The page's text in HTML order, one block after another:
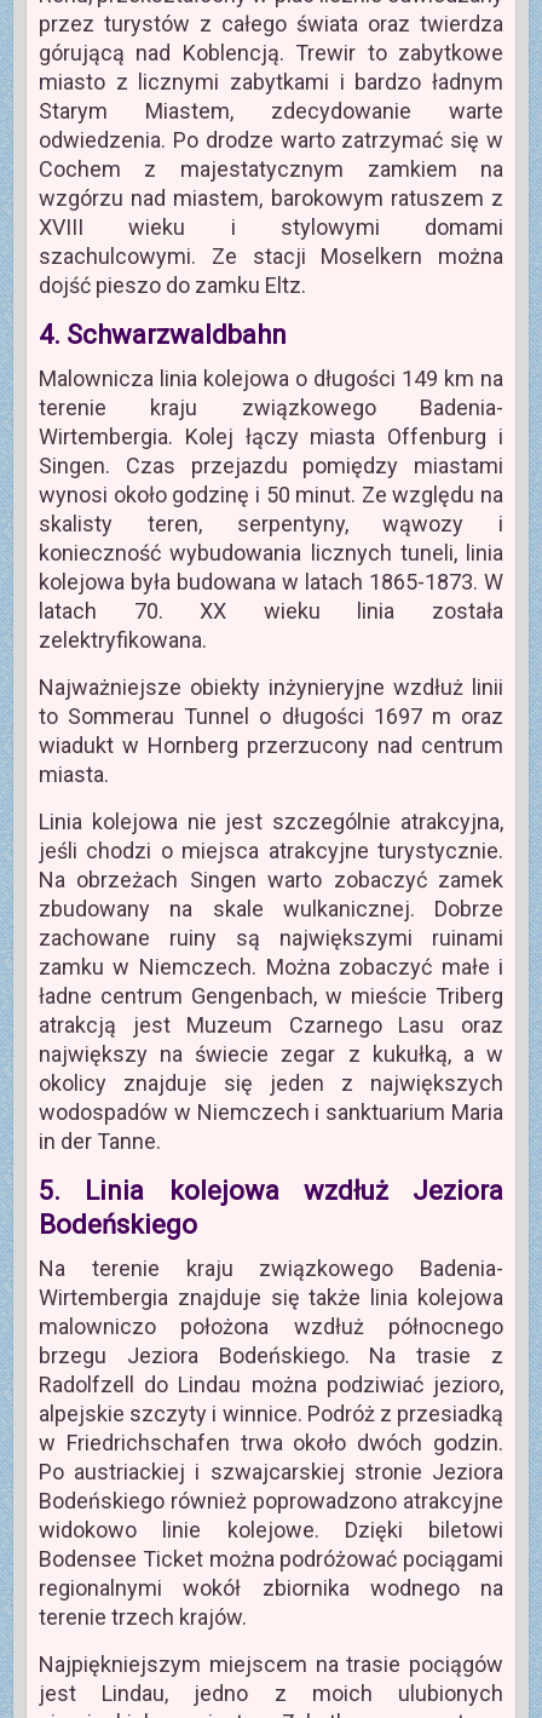
przez turystów z całego świata oraz twierdza
górującą nad Koblencją. Trewir to zabytkowe
miasto z licznymi zabytkami i bardzo ładnym
Starym Miastem, zdecydowanie warte
odwiedzenia. Po drodze warto zatrzymać się w
Cochem z majestatycznym zamkiem na
wzgórzu nad miastem, barokowym ratuszem z
XVIII wieku i stylowymi domami
szachulcowymi. Ze stacji Moselkern można
dojść pieszo do zamku Eltz.
4. Schwarzwaldbahn
Malownicza linia kolejowa o długości 149 km na
terenie kraju związkowego Badenia-
Wirtembergia. Kolej łączy miasta Offenburg i
Singen. Czas przejazdu pomiędzy miastami
wynosi około godzinę i 50 minut. Ze względu na
skalisty teren, serpentyny, wąwozy i
konieczność wybudowania licznych tuneli, linia
kolejowa była budowana w latach 1865-1873. W
latach 70. XX wieku linia została
zelektryfikowana.
Najważniejsze obiekty inżynieryjne wzdłuż linii
to Sommerau Tunnel o długości 1697 m oraz
wiadukt w Hornberg przerzucony nad centrum
miasta.
Linia kolejowa nie jest szczególnie atrakcyjna,
jeśli chodzi o miejsca atrakcyjne turystycznie.
Na obrzeżach Singen warto zobaczyć zamek
zbudowany na skale wulkanicznej. Dobrze
zachowane ruiny są największymi ruinami
zamku w Niemczech. Można zobaczyć małe i
ładne centrum Gengenbach, w mieście Triberg
atrakcją jest Muzeum Czarnego Lasu oraz
największy na świecie zegar z kukułką, a w
okolicy znajduje się jeden z największych
wodospadów w Niemczech i sanktuarium Maria
in der Tanne.
5. Linia kolejowa wzdłuż Jeziora
Bodeńskiego
Na terenie kraju związkowego Badenia-
Wirtembergia znajduje się także linia kolejowa
malowniczo położona wzdłuż północnego
brzegu Jeziora Bodeńskiego. Na trasie z
Radolfzell do Lindau można podziwiać jezioro,
alpejskie szczyty i winnice. Podróż z przesiadką
w Friedrichschafen trwa około dwóch godzin.
Po austriackiej i szwajcarskiej stronie Jeziora
Bodeńskiego również poprowadzono atrakcyjne
widokowo linie kolejowe. Dzięki biletowi
Bodensee Ticket można podróżować pociągami
regionalnymi wokół zbiornika wodnego na
terenie trzech krajów.
Najpiękniejszym miejscem na trasie pociągów
jest Lindau, jedno z moich ulubionych